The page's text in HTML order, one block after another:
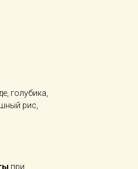
голубика,
рис,
при